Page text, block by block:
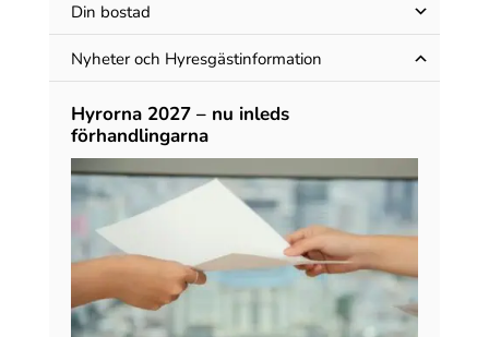
Din bostad
Nyheter och Hyres­gäst­information
Hyrorna 2027 – nu inleds
förhandlingarna